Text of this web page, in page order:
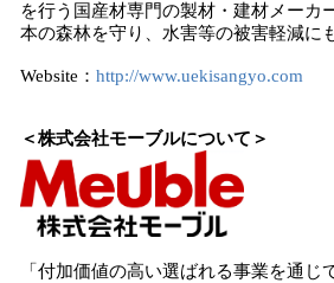
を行う国産材専門の製材・建材メーカ
本の森林を守り、水害等の被害軽減に
Website： http://www.uekisangyo.com
＜株式会社モーブルについて＞
「付加価値の高い選ばれる事業を通じ